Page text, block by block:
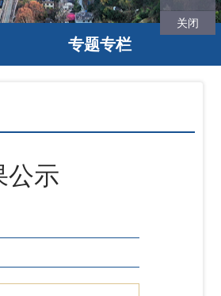
专题专栏
公示
关闭